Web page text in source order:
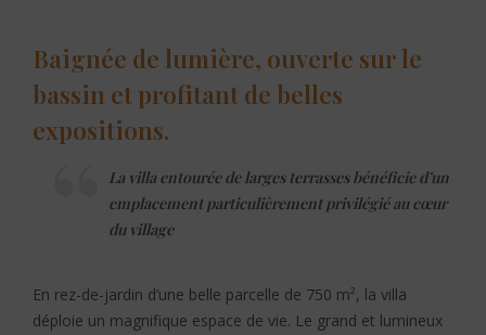
Baignée de lumière, ouverte sur le
bassin et profitant de belles
expositions.
La villa entourée de larges terrasses bénéficie d’un
emplacement particulièrement privilégié au cœur
du village
En rez-de-jardin d’une belle parcelle de 750 m², la villa
déploie un magnifique espace de vie. Le grand et lumineux